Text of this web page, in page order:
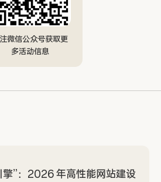
微信公众号获取更
多活动信息
擎”：2026 年高性能网站建设